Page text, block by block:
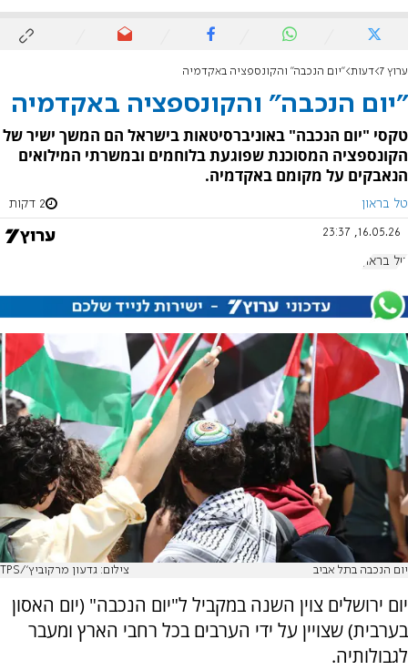
ערוץ 7 דעות "יום הנכבה" והקונספציה באקדמיה
"יום הנכבה" והקונספציה באקדמיה
טקסי "יום הנכבה" באוניברסיטאות בישראל הם המשך ישיר של
הקונספציה המסוכנת שפוגעת בלוחמים ובמשרתי המילואים
הנאבקים על מקומם באקדמיה.
טל בראון 2 דקות
16.05.26, 23:37
טל בראון
יום הנכבה בתל אביב צילום: גדעון מרקוביץ'/TPS
יום ירושלים צוין השנה במקביל ל"יום הנכבה" (יום האסון
בערבית) שצויין על ידי הערבים בכל רחבי הארץ ומעבר
לגבולותיה.